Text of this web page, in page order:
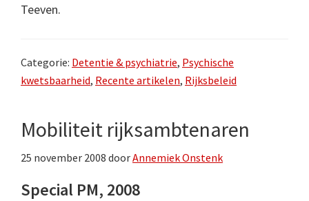
Teeven.
Categorie: Detentie & psychiatrie, Psychische
kwetsbaarheid, Recente artikelen, Rijksbeleid
Mobiliteit rijksambtenaren
25 november 2008 doorAnnemiek Onstenk
Special PM, 2008